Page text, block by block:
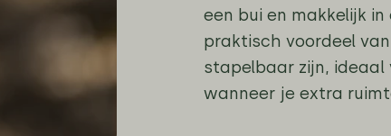
een bui en makkelijk
praktisch voordeel
stapelbaar zijn,
wanneer je extra